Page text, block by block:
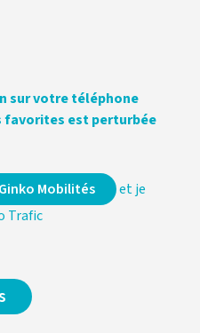
sur votre téléphone
favorites est perturbée
Mobilités
et je
Trafic